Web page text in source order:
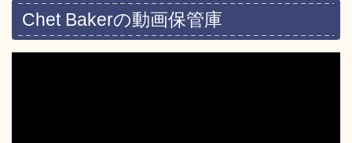
Chet Bakerの動画保管庫